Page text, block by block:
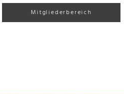
Mitgliederbereich